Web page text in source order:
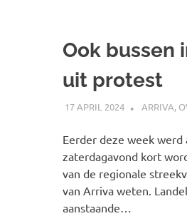
Ook bussen
uit protest
17 APRIL 2024 ARRIVA,
Eerder deze week
zaterdagavond kort
van de regionale
van Arriva weten.
aanstaande…